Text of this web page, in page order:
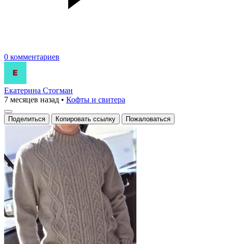
0 комментариев
Екатерина Стогман
7 месяцев назад • Кофты и свитера
Поделиться Копировать ссылку Пожаловаться